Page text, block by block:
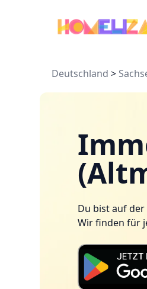
Deutschland >
Du bist auf der
Wir finden für